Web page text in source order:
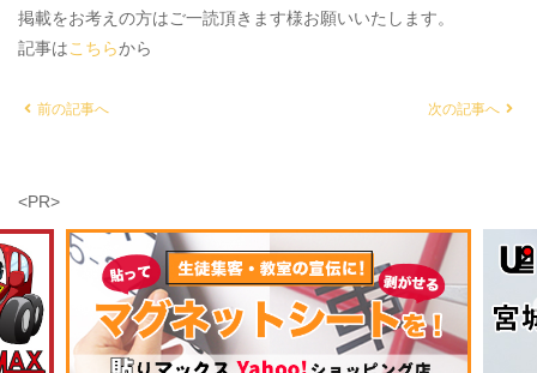
掲載をお考えの方はご一読頂きます様お願いいたします。
記事はこちらから
前の記事へ 次の記事へ
<PR>